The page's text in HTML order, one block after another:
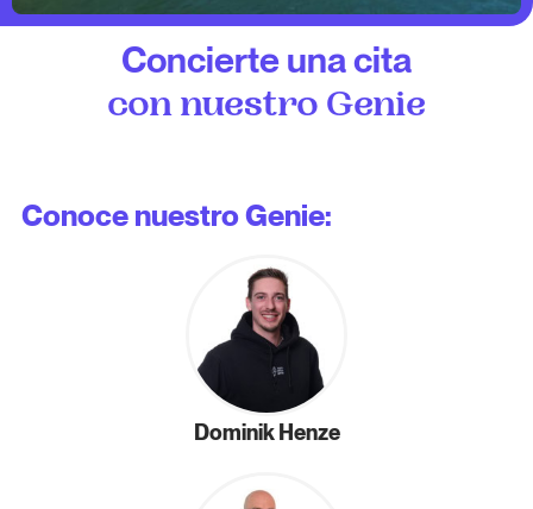
Concierte una cita
con nuestro Genie
Conoce nuestro Genie:
Dominik Henze